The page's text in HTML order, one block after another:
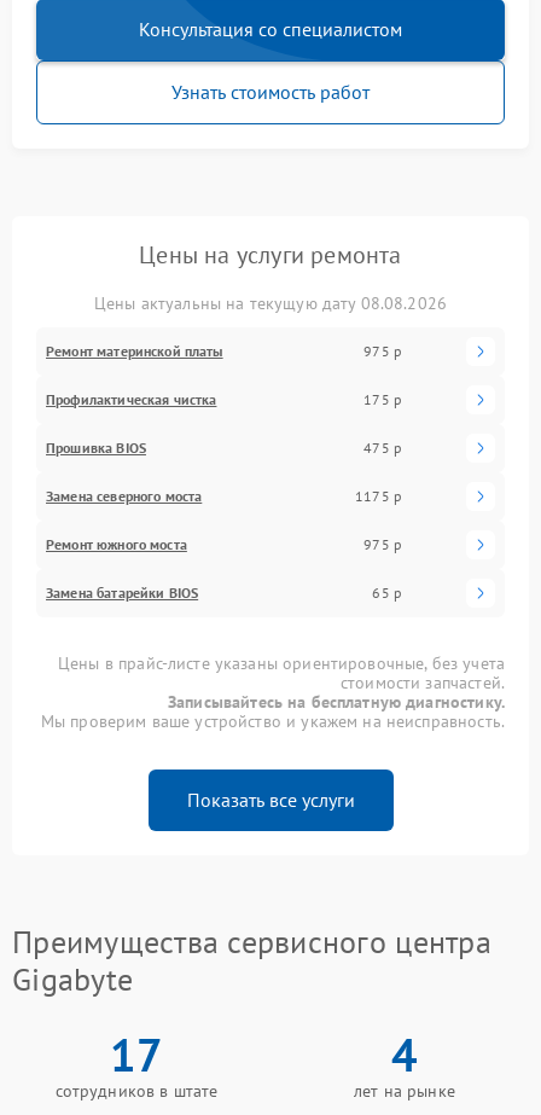
Консультация со специалистом
Узнать стоимость работ
Цены на услуги ремонта
Цены актуальны на текущую дату 08.08.2026
Ремонт материнской платы 975 р
Профилактическая чистка 175 р
Прошивка BIOS 475 р
Замена северного моста 1175 р
Ремонт южного моста 975 р
Замена батарейки BIOS 65 р
Цены в прайс-листе указаны ориентировочные, без учета
стоимости запчастей.
Записывайтесь на бесплатную диагностику.
Мы проверим ваше устройство и укажем на неисправность.
Показать все услуги
Преимущества сервисного центра
Gigabyte
17
сотрудников в штате
4
лет на рынке